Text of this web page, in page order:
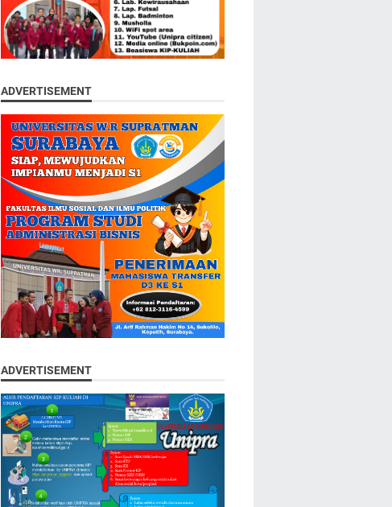
ADVERTISEMENT
ADVERTISEMENT